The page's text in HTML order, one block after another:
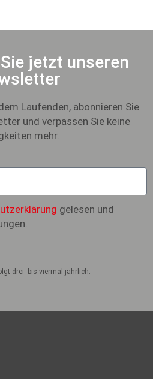
jetzt unseren
Laufenden, abonnieren Sie
und verpassen Sie keine
mehr.
gelesen und
drei- bis viermal jährlich.